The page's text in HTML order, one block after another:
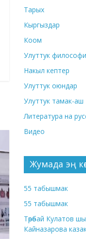
Тарых
Кыргыздар
Коом
Улуттук
Накыл кептер
Улуттук оюндар
Улуттук тамак-аш
Литература на
Видео
Жумада эң
55 табышмак
55 табышмак
Төрөбай Кулатов
Кайназарова